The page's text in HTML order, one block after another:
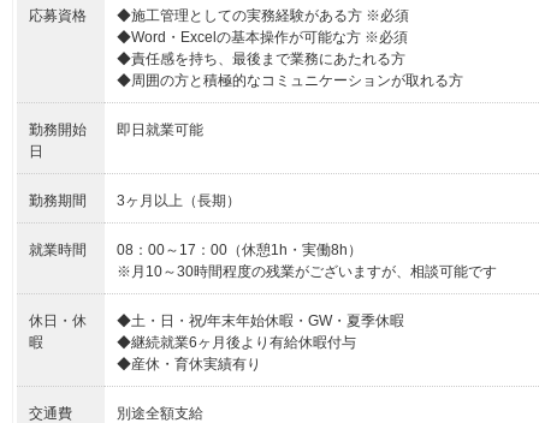
応募資格
◆施工管理としての実務経験がある方 ※必須
◆Word・Excelの基本操作が可能な方 ※必須
◆責任感を持ち、最後まで業務にあたれる方
◆周囲の方と積極的なコミュニケーションが取れる方
勤務開始
日
即日就業可能
勤務期間 3ヶ月以上（長期）
就業時間
08：00～17：00（休憩1h・実働8h）
※月10～30時間程度の残業がございますが、相談可能です
休日・休
暇
◆土・日・祝/年末年始休暇・GW・夏季休暇
◆継続就業6ヶ月後より有給休暇付与
◆産休・育休実績有り
交通費 別途全額支給